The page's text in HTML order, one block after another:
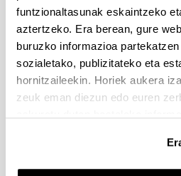
funtzionaltasunak eskaintzeko
aztertzeko. Era berean, gure
buruzko informazioa
sozialetako, publizitateko eta
hornitzaileekin. Horiek aukera
zeuk eman diezun edo euren
2026/03/25. Onartutako eta
behineko zerrendako akatsen
Onartuak izan diren eta akatsen bat
eskaeren behin-behineko zerrenda.
epea: 2026/03/24tik 2026/04/09rarte.
Zientzia, Teknologia eta
sustatzeko laguntzen deialdia
Aurkezteko epea zabalik: 2026/07/
Dokumentazioa bidaltzeko barne-
2026/09/11